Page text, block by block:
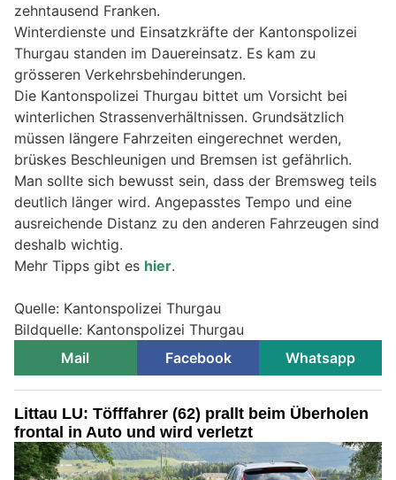
zehntausend Franken.
Winterdienste und Einsatzkräfte der Kantonspolizei
Thurgau standen im Dauereinsatz. Es kam zu
grösseren Verkehrsbehinderungen.
Die Kantonspolizei Thurgau bittet um Vorsicht bei
winterlichen Strassenverhältnissen. Grundsätzlich
müssen längere Fahrzeiten eingerechnet werden,
brüskes Beschleunigen und Bremsen ist gefährlich.
Man sollte sich bewusst sein, dass der Bremsweg teils
deutlich länger wird. Angepasstes Tempo und eine
ausreichende Distanz zu den anderen Fahrzeugen sind
deshalb wichtig.
Mehr Tipps gibt es hier.
Quelle: Kantonspolizei Thurgau
Bildquelle: Kantonspolizei Thurgau
Mail
Facebook Whatsapp
Littau LU: Töfffahrer (62) prallt beim Überholen
frontal in Auto und wird verletzt